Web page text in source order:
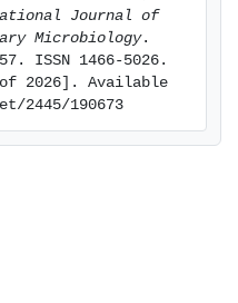
values of 93.6 and
genome was
type strain P.
together, the obtained
from its closest
to suggest that it is a
the list of type strains
sp. nov.
Journal of
Microbiology.
ISSN 1466-5026.
2026]. Available
2445/190673